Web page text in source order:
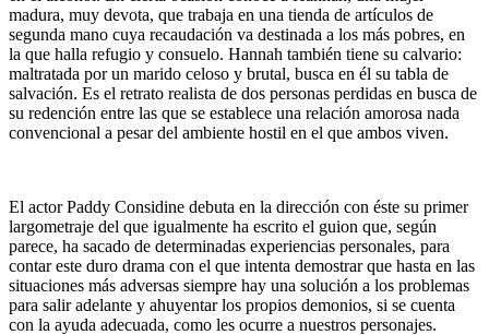
madura, muy devota, que trabaja en una tienda de artículos de
segunda mano cuya recaudación va destinada a los más pobres, en
la que halla refugio y consuelo. Hannah también tiene su calvario:
maltratada por un marido celoso y brutal, busca en él su tabla de
salvación. Es el retrato realista de dos personas perdidas en busca de
su redención entre las que se establece una relación amorosa nada
convencional a pesar del ambiente hostil en el que ambos viven.
El actor Paddy Considine debuta en la dirección con éste su primer
largometraje del que igualmente ha escrito el guion que, según
parece, ha sacado de determinadas experiencias personales, para
contar este duro drama con el que intenta demostrar que hasta en las
situaciones más adversas siempre hay una solución a los problemas
para salir adelante y ahuyentar los propios demonios, si se cuenta
con la ayuda adecuada, como les ocurre a nuestros personajes.